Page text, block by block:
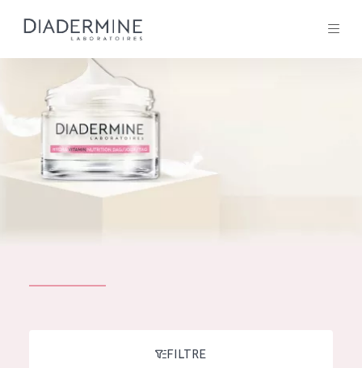
SOLUTIONS POUR LA PEAU
TOUS LES PRODUIT
Tous les Produit
ACCUEIL
Composition
À propos
FILTRE